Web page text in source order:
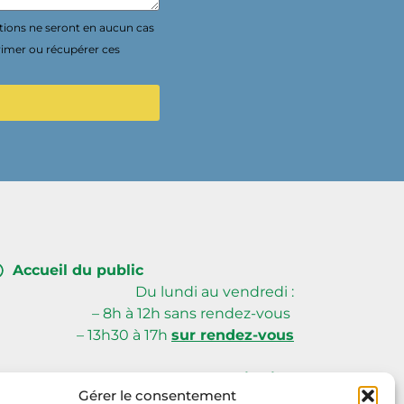
Gérer le consentement
ne seront en aucun cas
ou récupérer ces
Accueil du public
Du lundi au vendredi :
– 8h à 12h sans rendez-vous
– 13h30 à 17h sur rendez-vous
59, avenue du Poitou